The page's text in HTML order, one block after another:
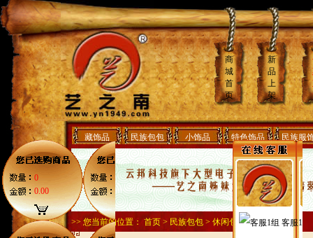
商
城
首
页
新
品
上
架
0
0.00
客服1
藏饰品 民族包包 小饰品 特色饰品 民族服
>> 您当前的位置： 首页 > 民族包包 > 休闲包